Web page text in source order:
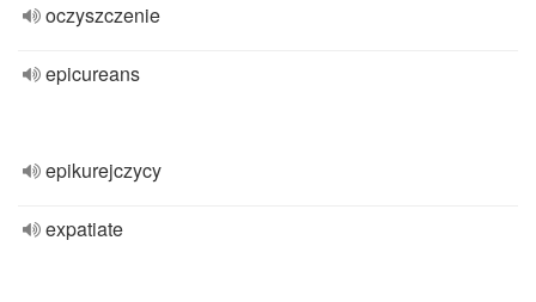
oczyszczenie
epicureans
epikurejczycy
expatiate